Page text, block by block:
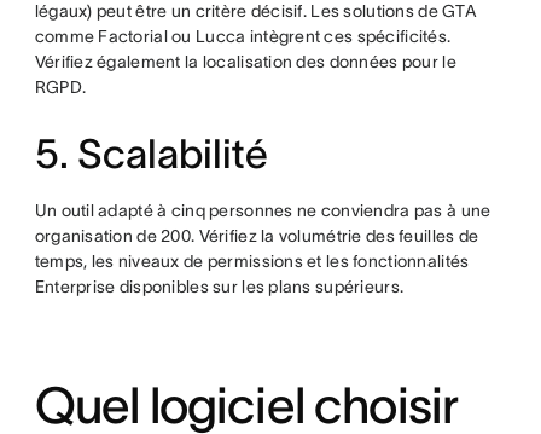
légaux) peut être un critère décisif. Les solutions de GTA
comme Factorial ou Lucca intègrent ces spécificités.
Vérifiez également la localisation des données pour le
RGPD.
5. Scalabilité
Un outil adapté à cinq personnes ne conviendra pas à une
organisation de 200. Vérifiez la volumétrie des feuilles de
temps, les niveaux de permissions et les fonctionnalités
Enterprise disponibles sur les plans supérieurs.
Quel logiciel choisir